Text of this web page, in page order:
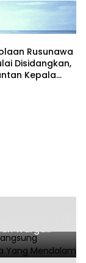
Rusunawa
Disidangkan,
Kepala
Warga